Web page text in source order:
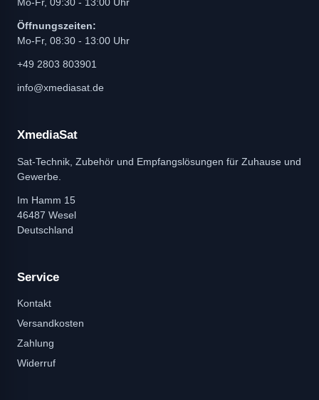
Öffnungszeiten:
Mo-Fr, 08:30 - 13:00 Uhr
+49 2803 803901
info@xmediasat.de
XmediaSat
Sat-Technik, Zubehör und Empfangslösungen für Zuhause und
Gewerbe.
Im Hamm 15
46487 Wesel
Deutschland
Service
Kontakt
Versandkosten
Zahlung
Widerruf